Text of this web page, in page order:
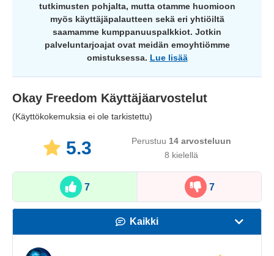
tutkimusten pohjalta, mutta otamme huomioon
myös käyttäjäpalautteen sekä eri yhtiöiltä
saamamme kumppanuuspalkkiot. Jotkin
palveluntarjoajat ovat meidän emoyhtiömme
omistuksessa. Lue lisää
Okay Freedom Käyttäjäarvostelut
(Käyttökokemuksia ei ole tarkistettu)
5.3 Perustuu 14 arvosteluun
8 kielellä
7 7
Kaikki